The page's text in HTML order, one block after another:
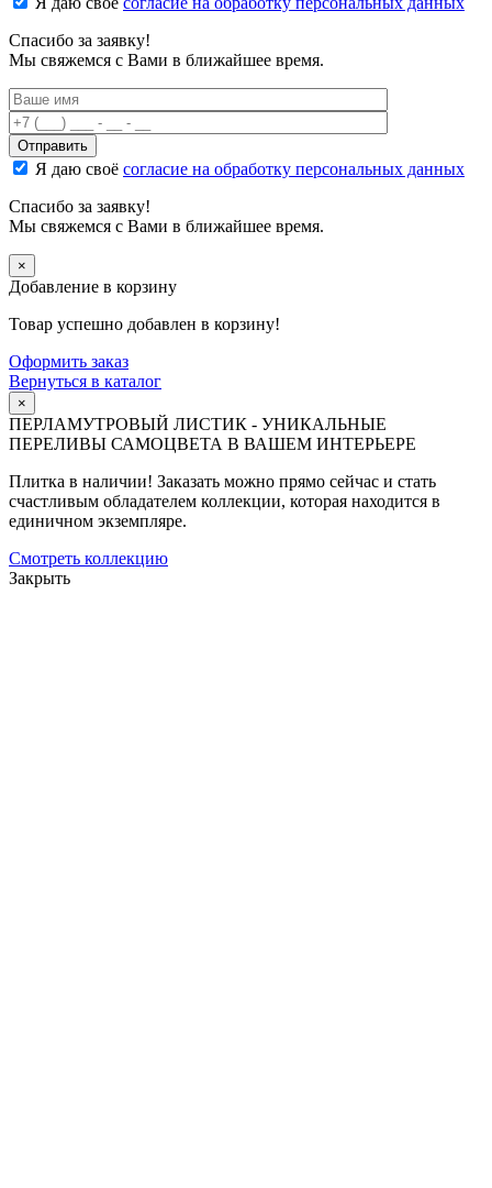
Спасибо за заявку!
Мы свяжемся с Вами в ближайшее время.
Я даю своё согласие на обработку персональных данных
Спасибо за заявку!
Мы свяжемся с Вами в ближайшее время.
×
Добавление в корзину
Товар успешно добавлен в корзину!
Оформить заказ
Вернуться в каталог
×
ПЕРЛАМУТРОВЫЙ ЛИСТИК - УНИКАЛЬНЫЕ
ПЕРЕЛИВЫ САМОЦВЕТА В ВАШЕМ ИНТЕРЬЕРЕ
Плитка в наличии! Заказать можно прямо сейчас и стать
счастливым обладателем коллекции, которая находится в
единичном экземпляре.
Смотреть коллекцию
Закрыть